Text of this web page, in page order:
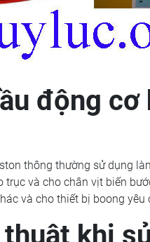
động
thông thường sử dụng
trục và cho chân vịt biến
và cho thiết bị boong yêu
khi